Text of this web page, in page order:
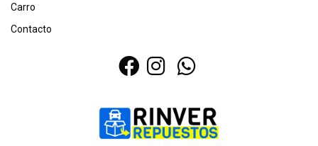
Carro
Contacto